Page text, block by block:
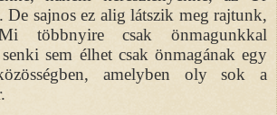
De sajnos ez alig látszik meg rajtunk,
többnyire csak önmagunkkal
sem élhet csak önmagának egy
amelyben oly sok a